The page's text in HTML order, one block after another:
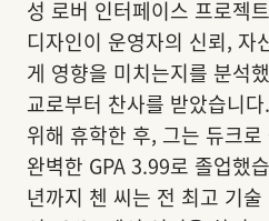
성 로버 인터페이스 프로젝
디자인이 운영자의 신뢰, 자
게 영향을 미치는지를 분석
교로부터 찬사를 받았습니
위해 휴학한 후, 그는 듀크
완벽한 GPA 3.99로 졸업했
년까지 첸 씨는 전 최고 기